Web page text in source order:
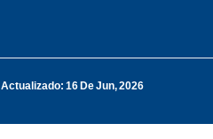
Actualizado: 16 De Jun, 2026